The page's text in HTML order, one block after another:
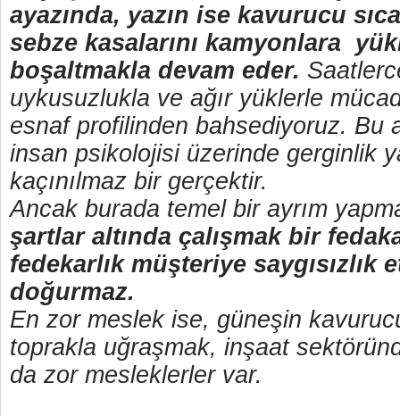
ayazında, yazın ise kavurucu
sebze kasalarını kamyonlara
boşaltmakla devam eder.
uykusuzlukla ve ağır yüklerle
esnaf profilinden bahsediyoruz. Bu
insan psikolojisi üzerinde gerginlik
kaçınılmaz bir gerçektir.
Ancak burada temel bir ayrım
şartlar altında çalışmak bir
fedekarlık müşteriye saygısızlık
doğurmaz.
En zor meslek ise, güneşin
toprakla uğraşmak, inşaat
da zor mesleklerler var.